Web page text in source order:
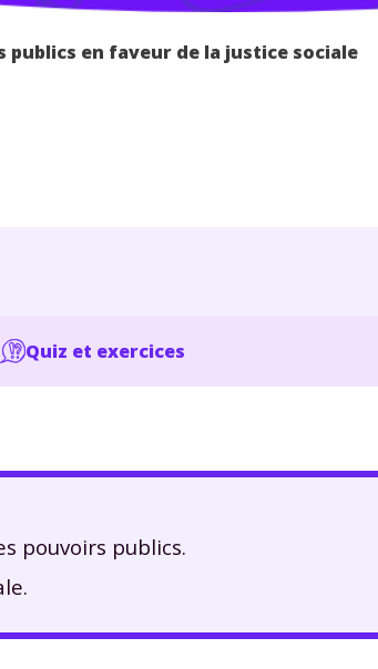
publics en faveur de la justice sociale
Quiz et exercices
pouvoirs publics.